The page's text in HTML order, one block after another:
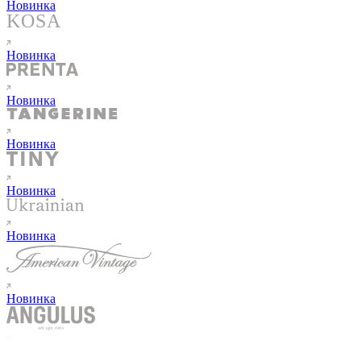
Новинка
Новинка
Новинка
Новинка
Новинка
Новинка
Новинка